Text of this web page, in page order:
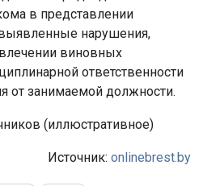
в представлении
нарушения,
виновных
ответственности
от занимаемой должности.
(иллюстративное)
Источник: onlinebrest.by